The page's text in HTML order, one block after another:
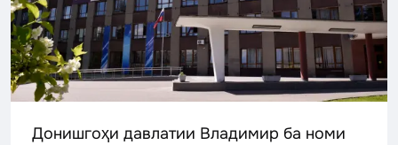
Донишгоҳи давлатии Владимир ба номи